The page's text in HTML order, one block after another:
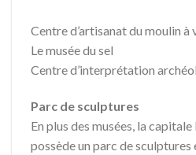
Centre d’artisanat du moulin à
Le musée du sel
Centre d’interprétation
Parc de sculptures
En plus des musées, la
possède un parc de